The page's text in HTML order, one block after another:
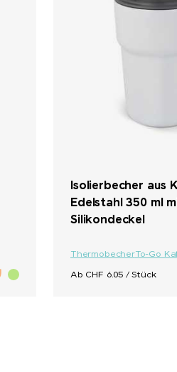
Isolierbecher aus
Edelstahl 350 ml
Silikondeckel
ThermobecherTo-Go
Ab CHF 6.05 / Stück